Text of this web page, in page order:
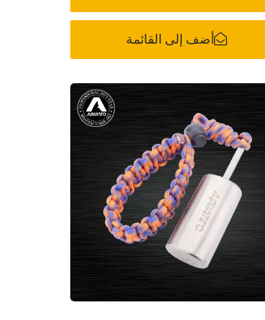
أضف إلى القائمة
نظام ترطيب فلتر الهواء سلسلة